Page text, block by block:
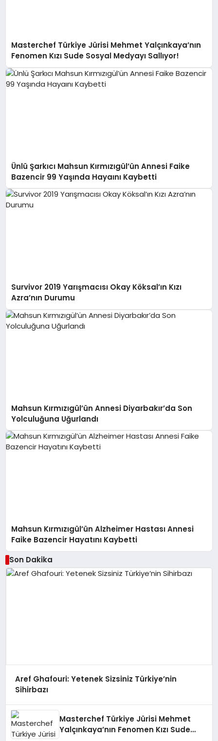
Masterchef Türkiye Jürisi Mehmet Yalçınkaya’nın
Fenomen Kızı Sude Sosyal Medyayı Sallıyor!
Ünlü Şarkıcı Mahsun Kırmızıgül’ün Annesi Faike
Bazencir 99 Yaşında Hayaını Kaybetti
Survivor 2019 Yarışmacısı Okay Köksal’ın Kızı
Azra’nın Durumu
Mahsun Kırmızıgül’ün Annesi Diyarbakır’da Son
Yolculuğuna Uğurlandı
Mahsun Kırmızıgül’ün Alzheimer Hastası Annesi
Faike Bazencir Hayatını Kaybetti
Son Dakika
Aref Ghafouri: Yetenek Sizsiniz Türkiye’nin
Sihirbazı
Masterchef Türkiye Jürisi Mehmet
Yalçınkaya’nın Fenomen Kızı Sude